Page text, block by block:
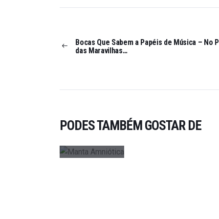
Bocas Que Sabem a Papéis de Música – No
das Maravilhas…
PODES TAMBÉM GOSTAR DE
CA: UMA
JORNADA
5, 2023